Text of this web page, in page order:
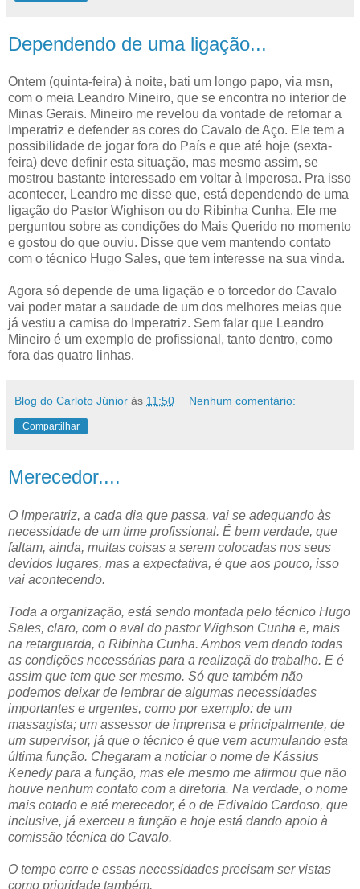
Dependendo de uma ligação...
Ontem (quinta-feira) à noite, bati um longo papo, via msn,
com o meia Leandro Mineiro, que se encontra no interior de
Minas Gerais. Mineiro me revelou da vontade de retornar a
Imperatriz e defender as cores do Cavalo de Aço. Ele tem a
possibilidade de jogar fora do País e que até hoje (sexta-
feira) deve definir esta situação, mas mesmo assim, se
mostrou bastante interessado em voltar à Imperosa. Pra isso
acontecer, Leandro me disse que, está dependendo de uma
ligação do Pastor Wighison ou do Ribinha Cunha. Ele me
perguntou sobre as condições do Mais Querido no momento
e gostou do que ouviu. Disse que vem mantendo contato
com o técnico Hugo Sales, que tem interesse na sua vinda.
Agora só depende de uma ligação e o torcedor do Cavalo
vai poder matar a saudade de um dos melhores meias que
já vestiu a camisa do Imperatriz. Sem falar que Leandro
Mineiro é um exemplo de profissional, tanto dentro, como
fora das quatro linhas.
Blog do Carloto Júnior às 11:50 Nenhum comentário:
Compartilhar
Merecedor....
O Imperatriz, a cada dia que passa, vai se adequando às
necessidade de um time profissional. É bem verdade, que
faltam, ainda, muitas coisas a serem colocadas nos seus
devidos lugares, mas a expectativa, é que aos pouco, isso
vai acontecendo.
Toda a organização, está sendo montada pelo técnico Hugo
Sales, claro, com o aval do pastor Wighson Cunha e, mais
na retarguarda, o Ribinha Cunha. Ambos vem dando todas
as condições necessárias para a realizaçã do trabalho. E é
assim que tem que ser mesmo. Só que também não
podemos deixar de lembrar de algumas necessidades
importantes e urgentes, como por exemplo: de um
massagista; um assessor de imprensa e principalmente, de
um supervisor, já que o técnico é que vem acumulando esta
última função. Chegaram a noticiar o nome de Kássius
Kenedy para a função, mas ele mesmo me afirmou que não
houve nenhum contato com a diretoria. Na verdade, o nome
mais cotado e até merecedor, é o de Edivaldo Cardoso, que
inclusive, já exerceu a função e hoje está dando apoio à
comissão técnica do Cavalo.
O tempo corre e essas necessidades precisam ser vistas
como prioridade também.